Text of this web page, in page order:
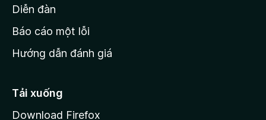
M
o
i
l
Diễn đàn
Báo cáo một lỗi
Hướng dẫn đánh giá
Tải xuống
Download Firefox